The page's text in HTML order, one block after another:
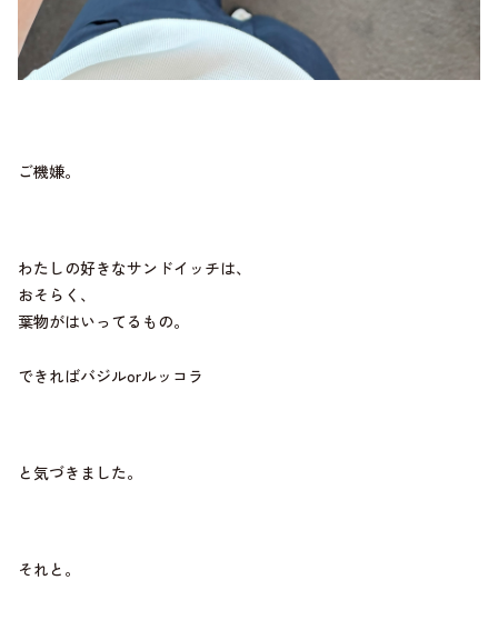
ご機嫌。
わたしの好きなサンドイッチは、
おそらく、
葉物がはいってるもの。
できればバジルorルッコラ
と気づきました。
それと。